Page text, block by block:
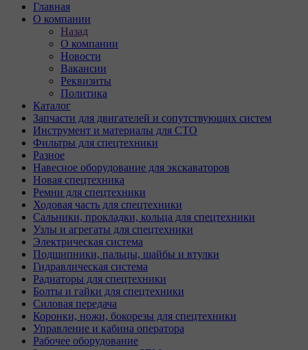
Главная
О компании
Назад
О компании
Новости
Вакансии
Реквизиты
Политика
Каталог
Запчасти для двигателей и сопутствующих систем
Инструмент и материалы для СТО
Фильтры для спецтехники
Разное
Навесное оборудование для экскаваторов
Новая спецтехника
Ремни для спецтехники
Ходовая часть для спецтехники
Сальники, прокладки, кольца для спецтехники
Узлы и агрегаты для спецтехники
Электрическая система
Подшипники, пальцы, шайбы и втулки
Гидравлическая система
Радиаторы для спецтехники
Болты и гайки для спецтехники
Силовая передача
Коронки, ножи, бокорезы для спецтехники
Управление и кабина оператора
Рабочее оборудование